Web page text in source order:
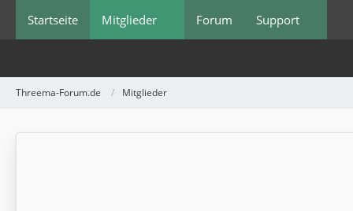
Startseite Mitglieder Forum Support
Threema-Forum.de Mitglieder